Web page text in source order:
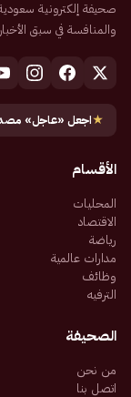
والمنافسة في سبق
★اجعل «عاجل»
الأقسام
المحليات
الاقتصاد
رياضة
مدارات عالمية
وظائف
الترفيه
الصحيفة
من نحن
اتصل بنا